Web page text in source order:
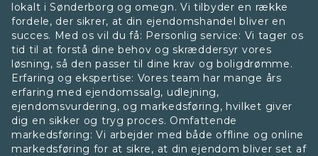
lokalt i Sønderborg og omegn. Vi tilbyder en række
fordele, der sikrer, at din ejendomshandel bliver en
succes. Med os vil du få: Personlig service: Vi tager os
tid til at forstå dine behov og skræddersyr vores
løsning, så den passer til dine krav og boligdrømme.
Erfaring og ekspertise: Vores team har mange års
erfaring med ejendomssalg, udlejning,
ejendomsvurdering, og markedsføring, hvilket giver
dig en sikker og tryg proces. Omfattende
markedsføring: Vi arbejder med både offline og online
markedsføring for at sikre, at din ejendom bliver set af